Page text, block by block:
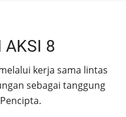
AKSI 8
kerja sama lintas
sebagai tanggung